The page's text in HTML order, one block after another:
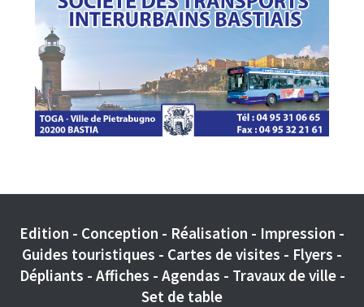
Edition - Conception - Réalisation - Impression -
Guides touristiques - Cartes de visites - Flyers -
Dépliants - Affiches - Agendas - Travaux de ville -
Set de table